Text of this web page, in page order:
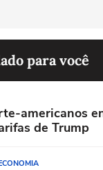
para você
americanos
de Trump